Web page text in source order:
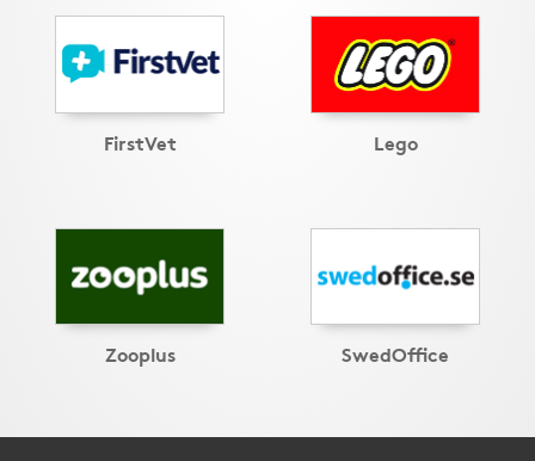
FirstVet Lego
Zooplus SwedOffice